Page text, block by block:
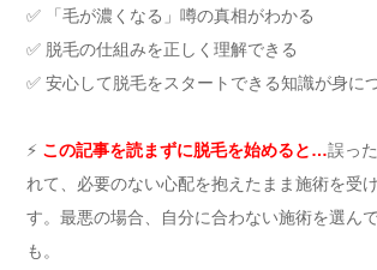
✅ 「毛が濃くなる」噂の真相がわかる
✅ 脱毛の仕組みを正しく理解できる
✅ 安心して脱毛をスタートできる知識が身に
⚡ この記事を読まずに脱毛を始めると…誤っ
れて、必要のない心配を抱えたまま施術を受
す。最悪の場合、自分に合わない施術を選ん
も。